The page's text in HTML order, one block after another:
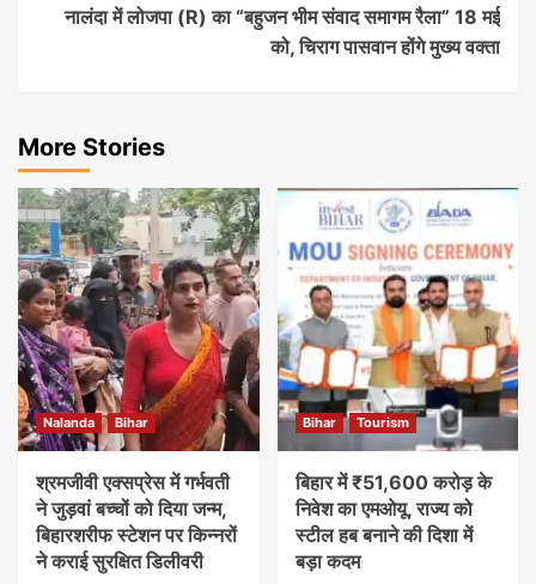
नालंदा में लोजपा (R) का “बहुजन भीम संवाद समागम रैला” 18 मई
को, चिराग पासवान होंगे मुख्य वक्ता
More Stories
Nalanda Bihar
श्रमजीवी एक्सप्रेस में गर्भवती
ने जुड़वां बच्चों को दिया जन्म,
बिहारशरीफ स्टेशन पर किन्नरों
ने कराई सुरक्षित डिलीवरी
Bihar Tourism
बिहार में ₹51,600 करोड़ के
निवेश का एमओयू, राज्य को
स्टील हब बनाने की दिशा में
बड़ा कदम